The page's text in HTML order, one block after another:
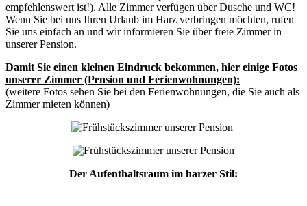
empfehlenswert ist!). Alle Zimmer verfügen über Dusche und WC!
Wenn Sie bei uns Ihren Urlaub im Harz verbringen möchten, rufen
Sie uns einfach an und wir informieren Sie über freie Zimmer in
unserer Pension.
Damit Sie einen kleinen Eindruck bekommen, hier einige Fotos
unserer Zimmer (Pension und Ferienwohnungen):
(weitere Fotos sehen Sie bei den Ferienwohnungen, die Sie auch als
Zimmer mieten können)
Der Aufenthaltsraum im harzer Stil: